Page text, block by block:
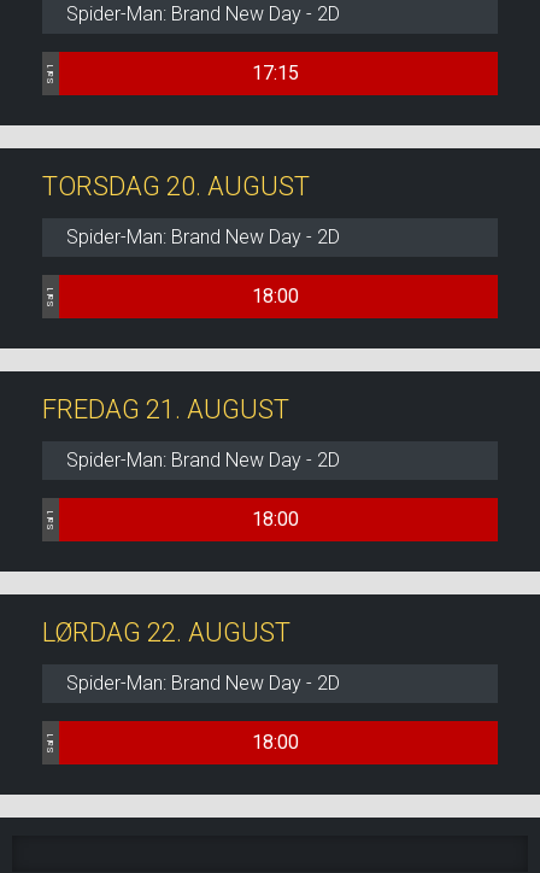
Spider-Man: Brand New Day - 2D
Sal 1 17:15
TORSDAG 20. AUGUST
Spider-Man: Brand New Day - 2D
Sal 1 18:00
FREDAG 21. AUGUST
Spider-Man: Brand New Day - 2D
Sal 1 18:00
LØRDAG 22. AUGUST
Spider-Man: Brand New Day - 2D
Sal 1 18:00